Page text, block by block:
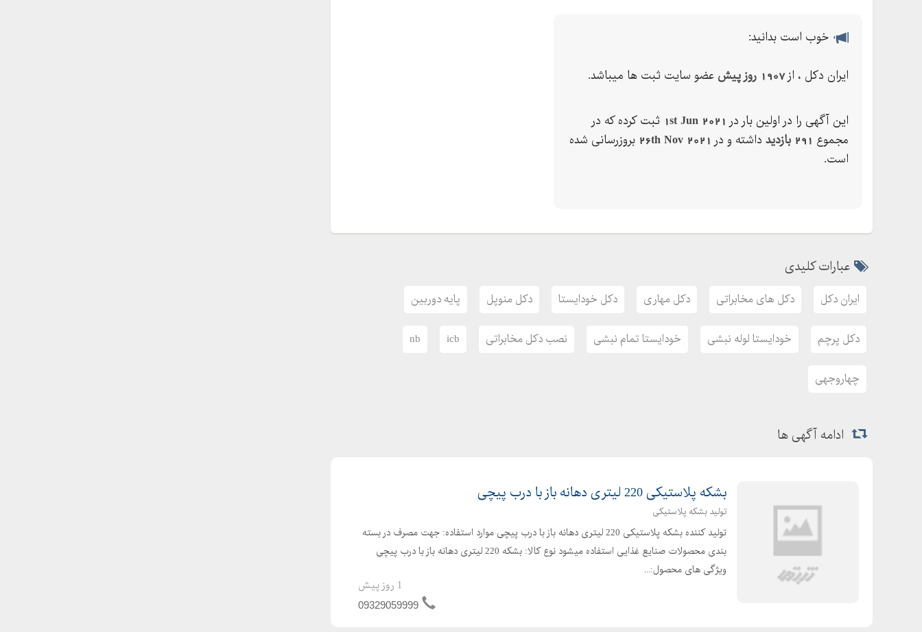
خوب است بدانید:
ایران دکل ، از1907 روز پیش عضو سایت ثبت ها میباشد.
این آگهی را در اولین بار در 1st Jun 2021 ثبت کرده که در
مجموع 291 بازدید داشته و در 26th Nov 2021 بروزرسانی شده
است.
عبارات کلیدی
ایران دکل دکل های مخابراتی دکل مهاری دکل خودایستا دکل منوپل پایه دوربین
دکل پرچم خودایستا لوله نبشی خودایستا تمام نبشی نصب دکل مخابراتی icb
nb
چهاروجهی
ادامه آگهی ها
بشکه پلاستیکی 220 لیتری دهانه باز با درب پیچی
تولید بشکه پلاستیکی
تولید کننده بشکه پلاستیکی 220 لیتری دهانه باز با درب پیچی موارد استفاده: جهت مصرف در بسته
بندی محصولات صنایع غذایی استفاده میشود نوع کالا: بشکه 220 لیتری دهانه باز با درب پیچی
ویژگی های محصول:...
1 روز پیش
09329059999